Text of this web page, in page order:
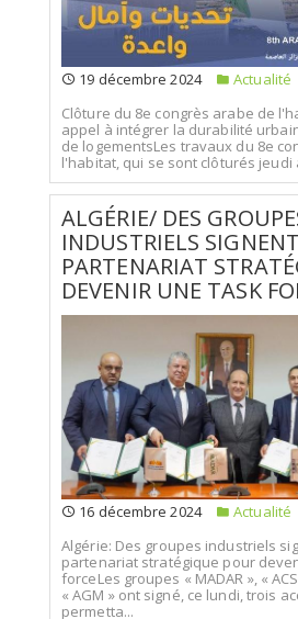
19 décembre 2024
Actualité
Clôture du 8e congrès arabe de
appel à intégrer la durabilité
de logementsLes travaux du 8e
l'habitat, qui se sont clôturés jeudi
ALGÉRIE/ DES
INDUSTRIELS
PARTENARIAT
DEVENIR UNE TASK
16 décembre 2024
Actualité
Algérie: Des groupes industriels
partenariat stratégique pour
forceLes groupes « MADAR », «
« AGM » ont signé, ce lundi, trois
permetta...